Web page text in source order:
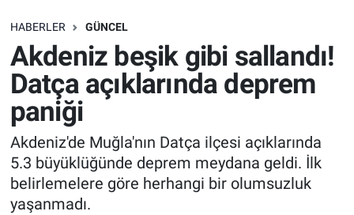
HABERLER GÜNCEL
Akdeniz beşik gibi sallandı!
Datça açıklarında deprem
paniği
Akdeniz'de Muğla'nın Datça ilçesi açıklarında
5.3 büyüklüğünde deprem meydana geldi. İlk
belirlemelere göre herhangi bir olumsuzluk
yaşanmadı.
SAĞLIK
EKONOMİ
EĞİTİM
ÖZEL HABER
Keşfet